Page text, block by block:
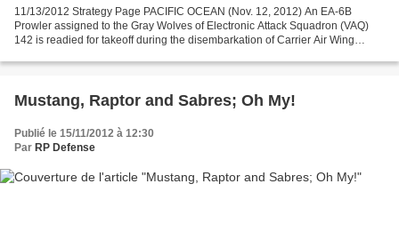
11/13/2012 Strategy Page PACIFIC OCEAN (Nov. 12, 2012) An EA-6B
Prowler assigned to the Gray Wolves of Electronic Attack Squadron (VAQ)
142 is readied for takeoff during the disembarkation of Carrier Air Wing
Mustang, Raptor and Sabres; Oh My!
Publié le 15/11/2012 à 12:30
Par RP Defense